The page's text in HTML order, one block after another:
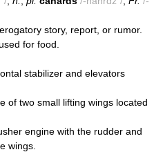
story, report, or rumor.
for food.
stabilizer and elevators
of two small lifting wings located
engine with the rudder and
wings.